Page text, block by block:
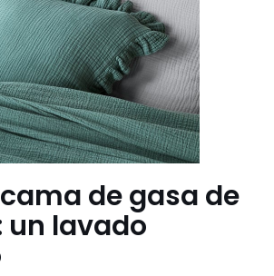
de gasa de
un lavado